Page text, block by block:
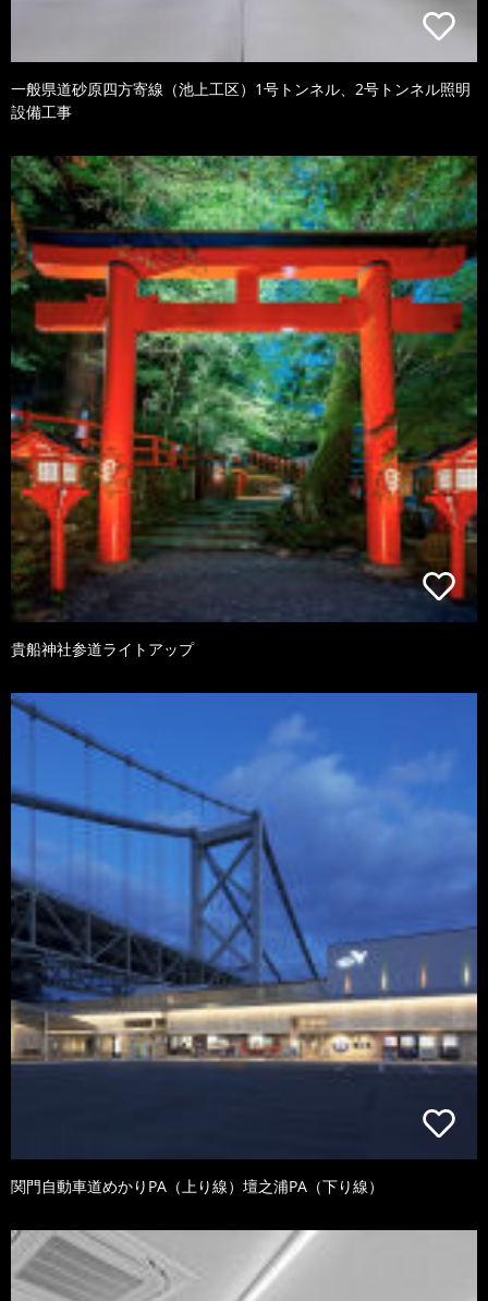
一般県道砂原四方寄線（池上工区）1号トンネル、2号トンネル照明
設備工事
貴船神社参道ライトアップ
関門自動車道めかりPA（上り線）壇之浦PA（下り線）